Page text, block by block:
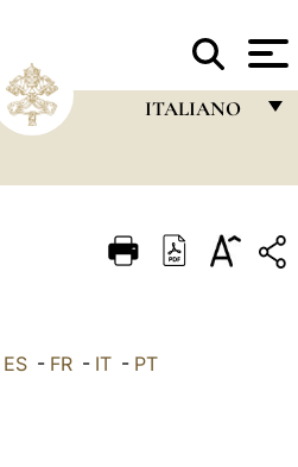
ITALIANO
ITALIANO
ES - FR - IT - PT